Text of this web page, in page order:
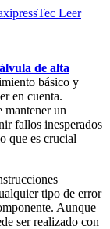
Leer
de alta
básico y
en cuenta.
mantener un
fallos inesperados
que es crucial
tipo de error
Aunque
ser realizado con